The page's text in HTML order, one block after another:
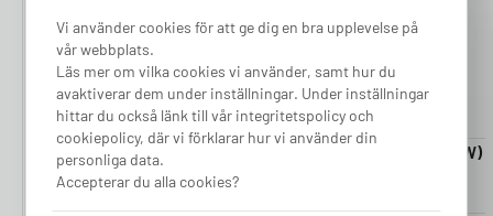
Laddkabel 5-20m (11kW)
Finns i lager
Laddkabel 5-20m (22kW)
Vi använder cookies för att ge dig en bra upplevelse på
vår webbplats.
Läs mer om vilka cookies vi använder, samt hur du
avaktiverar dem under inställningar. Under inställningar
hittar du också länk till vår integritetspolicy och
cookiepolicy, där vi förklarar hur vi använder din
personliga data.
Accepterar du alla cookies?